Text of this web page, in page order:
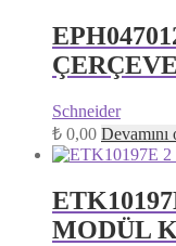
Schneider
₺ 0,00 Devamını
MODÜL